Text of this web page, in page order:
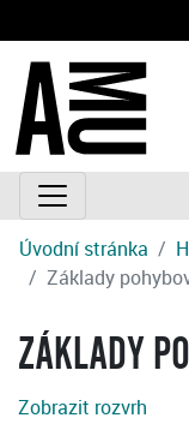
Úvodní stránka
Základy
ZÁKLADY
Zobrazit rozvrh